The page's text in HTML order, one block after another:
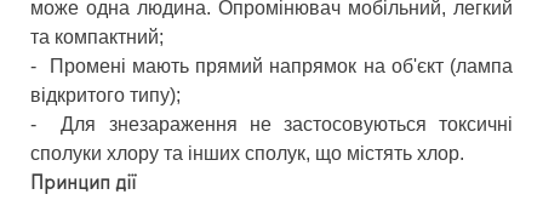
може одна людина. Опромінювач мобільний, легкий
та компактний;
-
Промені мають прямий напрямок на об'єкт (лампа
відкритого типу);
-
Для знезараження не застосовуються токсичні
сполуки хлору та інших сполук, що містять хлор.
Принцип дії